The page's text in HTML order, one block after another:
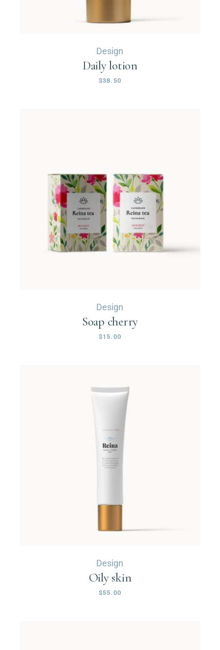
Design
Daily lotion
$38.50
Design
Soap cherry
$15.00
Design
Oily skin
$55.00